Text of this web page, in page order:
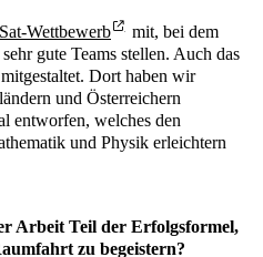
Wettbewerb
mit, bei dem
gute Teams stellen. Auch das
Dort haben wir
und Österreichern
entworfen, welches den
und Physik erleichtern
Arbeit Teil der Erfolgsformel,
zu begeistern?